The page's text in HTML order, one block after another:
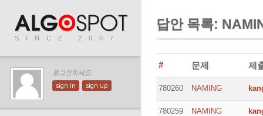
SINCE 2007
로그인하세요.
sign in sign up
답안 목록:
# 문제 제
780260 NAMING
780259 NAMING